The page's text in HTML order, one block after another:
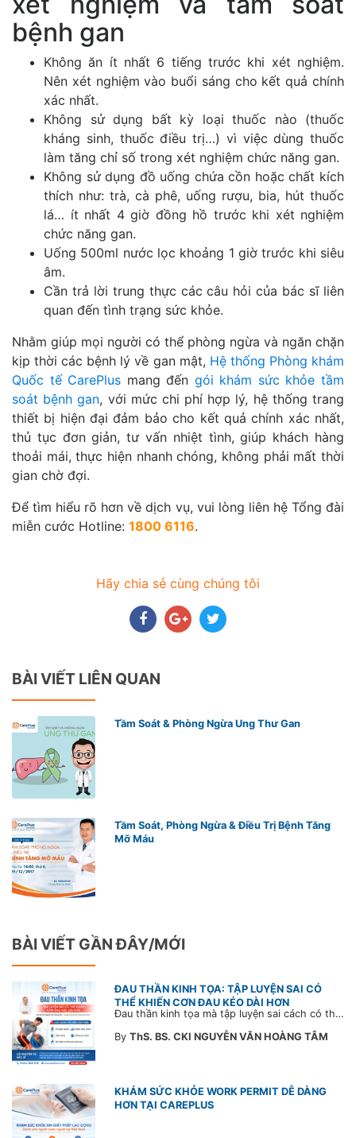
bệnh gan
Không ăn ít nhất 6 tiếng trước khi xét nghiệm.
Nên xét nghiệm vào buổi sáng cho kết quả chính
xác nhất.
Không sử dụng bất kỳ loại thuốc nào (thuốc
kháng sinh, thuốc điều trị…) vì việc dùng thuốc
làm tăng chỉ số trong xét nghiệm chức năng gan.
Không sử dụng đồ uống chứa cồn hoặc chất kích
thích như: trà, cà phê, uống rượu, bia, hút thuốc
lá… ít nhất 4 giờ đồng hồ trước khi xét nghiệm
chức năng gan.
Uống 500ml nước lọc khoảng 1 giờ trước khi siêu
âm.
Cần trả lời trung thực các câu hỏi của bác sĩ liên
quan đến tình trạng sức khỏe.
Nhằm giúp mọi người có thể phòng ngừa và ngăn chặn
kịp thời các bệnh lý về gan mật, Hệ thống Phòng khám
Quốc tế CarePlus mang đến gói khám sức khỏe tầm
soát bệnh gan, với mức chi phí hợp lý, hệ thống trang
thiết bị hiện đại đảm bảo cho kết quả chính xác nhất,
thủ tục đơn giản, tư vấn nhiệt tình, giúp khách hàng
thoải mái, thực hiện nhanh chóng, không phải mất thời
gian chờ đợi.
Để tìm hiểu rõ hơn về dịch vụ, vui lòng liên hệ Tổng đài
miễn cước Hotline: 1800 6116.
Hãy chia sẻ cùng chúng tôi
BÀI VIẾT LIÊN QUAN
Tầm Soát & Phòng Ngừa Ung Thư Gan
Tầm Soát, Phòng Ngừa & Điều Trị Bệnh Tăng
Mỡ Máu
BÀI VIẾT GẦN ĐÂY/MỚI
ĐAU THẦN KINH TỌA: TẬP LUYỆN SAI CÓ
THỂ KHIẾN CƠN ĐAU KÉO DÀI HƠN
Đau thần kinh tọa mà tập luyện sai cách có thể khiến cơn đau trở nặng và kéo dài thời gian hồi phục. Tham khảo chia sẻ của Bác sĩ CarePlus để nắm các động tác cần tránh và có góc nhìn đúng về phương pháp điều trị phù hợp trong bài viết sau.
By ThS. BS. CKI NGUYỄN VĂN HOÀNG TÂM
KHÁM SỨC KHỎE WORK PERMIT DỄ DÀNG
HƠN TẠI CAREPLUS